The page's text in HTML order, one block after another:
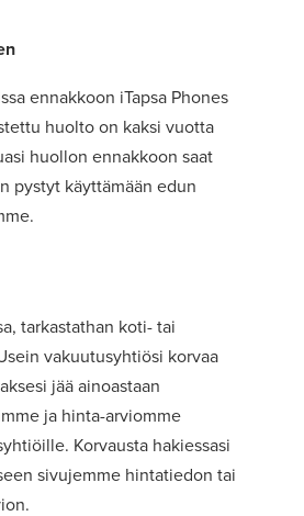
ennakkoon iTapsa Phones
huolto on kaksi vuotta
huollon ennakkoon saat
pystyt käyttämään edun
tarkastathan koti- tai
vakuutusyhtiösi korvaa
jää ainoastaan
ja hinta-arviomme
Korvausta hakiessasi
sivujemme hintatiedon tai